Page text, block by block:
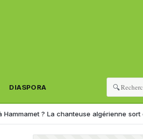
DIASPORA 🔍
? La chanteuse algérienne sort du silence